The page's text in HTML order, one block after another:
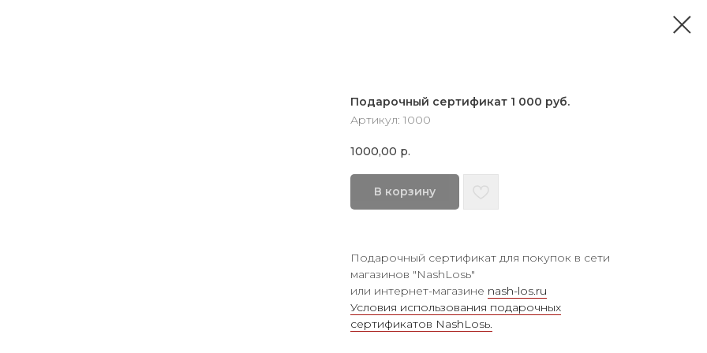
Подарочный сертификат 1 000 руб.
Артикул: 1000
1000,00 р.
В корзину
Подарочный сертификат для покупок в сети
магазинов "NashLosь"
или интернет-магазине nash-los.ru
Условия использования подарочных
сертификатов NashLosь.